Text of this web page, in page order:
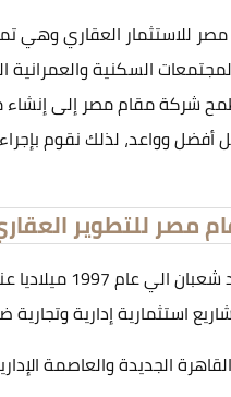
للاستثمار العقاري وهي
المجتمعات السكنية
شركة مقام مصر إلى
وواعد، لذلك نقوم
مصر للتطوير
تعود خبرة
استثمارية إدارية
الجديدة والعاصمة